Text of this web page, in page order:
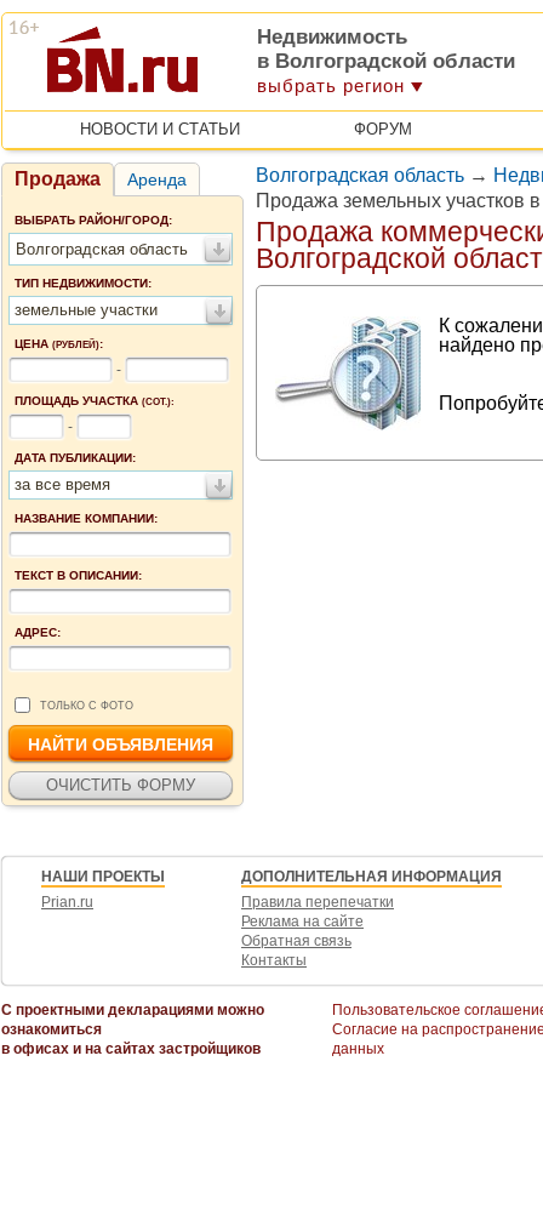
Недвижимость
в Волгоградской области
выбрать регион
НОВОСТИ И СТАТЬИ ФОРУМ
Продажа Аренда
ВЫБРАТЬ РАЙОН/ГОРОД:
Волгоградская область
ТИП НЕДВИЖИМОСТИ:
земельные участки
ЦЕНА (РУБЛЕЙ):
-
ПЛОЩАДЬ УЧАСТКА (СОТ.):
-
ДАТА ПУБЛИКАЦИИ:
за все время
НАЗВАНИЕ КОМПАНИИ:
ТЕКСТ В ОПИСАНИИ:
АДРЕС:
ТОЛЬКО С ФОТО
Волгоградская область →
Продажа земельных участков
Продажа
Волгоградской
К
найдено
НАШИ ПРОЕКТЫ
Prian.ru
ДОПОЛНИТЕЛЬНАЯ ИНФОРМАЦИЯ
Правила перепечатки
Реклама на сайте
Обратная связь
Контакты
С проектными декларациями можно
ознакомиться
в офисах и на сайтах застройщиков
Пользовательское
Согласие на
данных